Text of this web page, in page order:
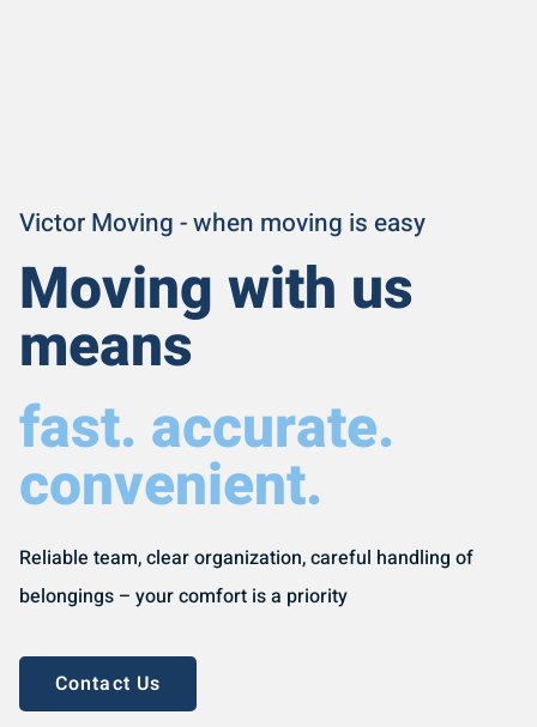
Victor Moving - when moving is easy
Moving with us
means
fast. accurate.
convenient.
Reliable team, clear organization, careful handling of
belongings – your comfort is a priority
Contact Us